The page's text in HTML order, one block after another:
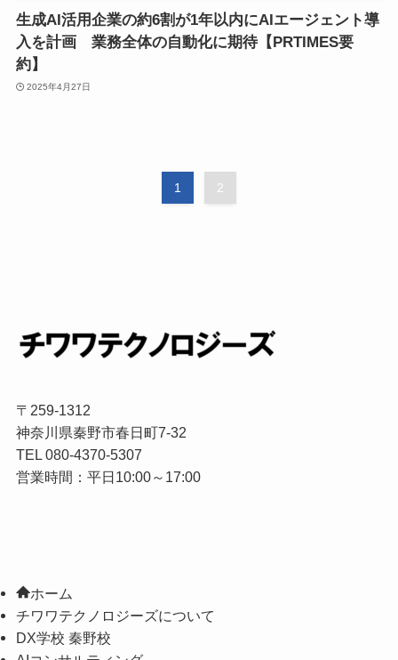
生成AI活用企業の約6割が1年以内にAIエージェント導
入を計画 業務全体の自動化に期待【PRTIMES要
約】
2025年4月27日
1 2
〒259-1312
神奈川県秦野市春日町7-32
TEL 080-4370-5307
営業時間：平日10:00～17:00
ホーム
チワワテクノロジーズについて
DX学校 秦野校